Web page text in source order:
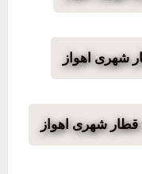
شهری اهواز
شهری اهواز